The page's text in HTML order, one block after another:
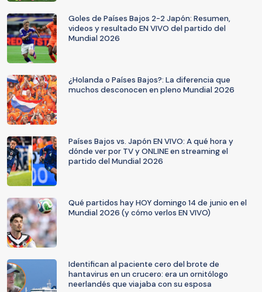
Goles de Países Bajos 2-2 Japón: Resumen,
videos y resultado EN VIVO del partido del
Mundial 2026
¿Holanda o Países Bajos?: La diferencia que
muchos desconocen en pleno Mundial 2026
Países Bajos vs. Japón EN VIVO: A qué hora y
dónde ver por TV y ONLINE en streaming el
partido del Mundial 2026
Qué partidos hay HOY domingo 14 de junio en el
Mundial 2026 (y cómo verlos EN VIVO)
Identifican al paciente cero del brote de
hantavirus en un crucero: era un ornitólogo
neerlandés que viajaba con su esposa